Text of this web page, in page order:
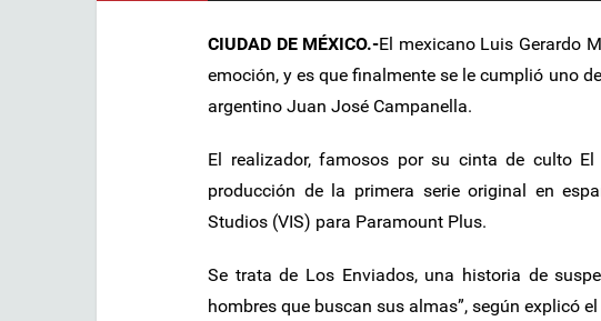
CIUDAD DE MÉXICO.-El mexicano Luis Gerardo
emoción, y es que finalmente se le cumplió uno
argentino Juan José Campanella.
El realizador, famosos por su cinta de culto
producción de la primera serie original en
Studios (VIS) para Paramount Plus.
Se trata de Los Enviados, una historia de
hombres que buscan sus almas”, según explicó